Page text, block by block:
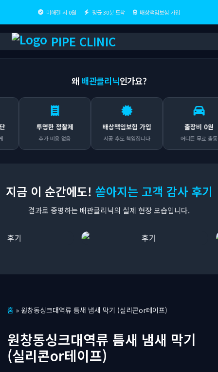
미해결 시 0원 평균 30분 도착 배상책임보험 가입
PIPE CLINIC
왜 배관클리닉인가요?
투명한 정찰제
추가 비용 없음
배상책임보험 가입
시공 후도 책임집니다
출장비 0원
어디든 무료 출동
지금 이 순간에도! 쏟아지는 고객 감사 후기
결과로 증명하는 배관클리닉의 실제 현장 모습입니다.
텐
로
건
너
홈 » 원창동싱크대역류 틈새 냄새 막기 (실리콘or테이프)
원창동싱크대역류 틈새 냄새 막기
(실리콘or테이프)